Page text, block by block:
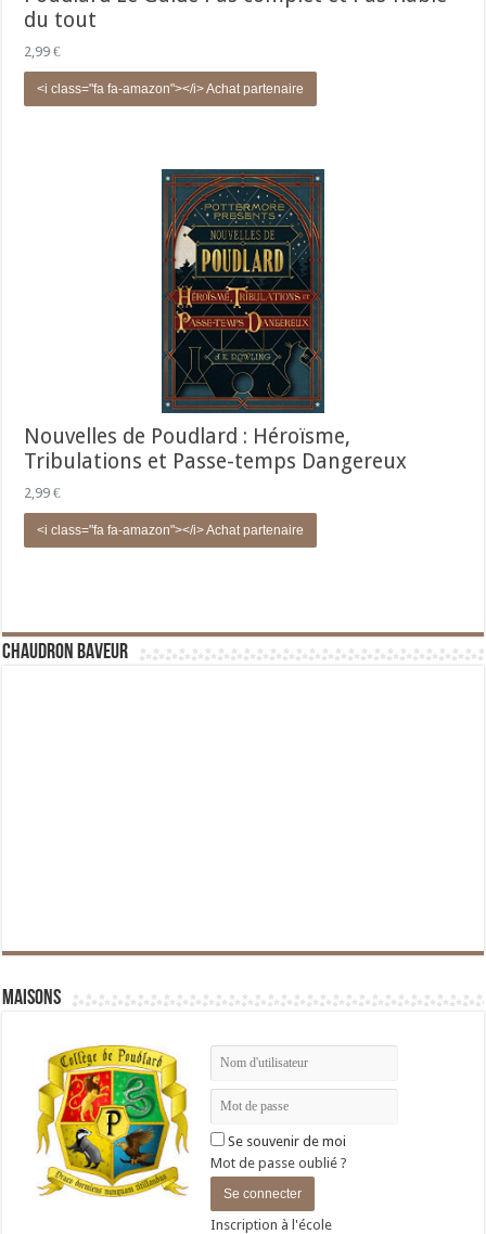
du tout
2,99 €
<i class="fa fa-amazon"></i> Achat partenaire
Nouvelles de Poudlard : Héroïsme,
Tribulations et Passe-temps Dangereux
2,99 €
<i class="fa fa-amazon"></i> Achat partenaire
Chaudron Baveur
Maisons
Se souvenir de moi
Mot de passe oublié ?
Inscription à l'école